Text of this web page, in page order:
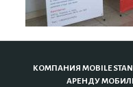
КОМПАНИЯ MOBILE
АРЕНДУ